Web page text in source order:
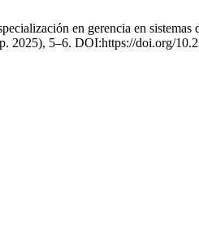
en gerencia en
2025), 5–6. DOI:https://doi.org/